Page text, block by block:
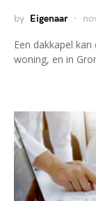
by Eigenaar
Een dakkapel
woning, en in